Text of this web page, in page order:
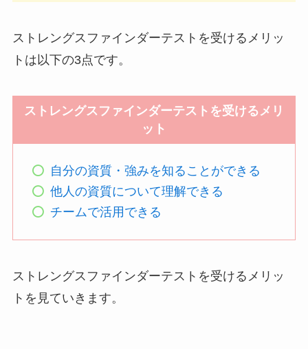
ストレングスファインダーテストを受けるメリッ
トは以下の3点です。
ストレングスファインダーテストを受けるメリ
ット
自分の資質・強みを知ることができる
他人の資質について理解できる
チームで活用できる
ストレングスファインダーテストを受けるメリッ
トを見ていきます。